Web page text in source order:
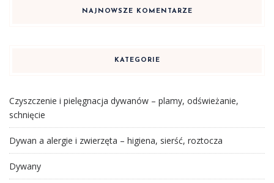
NAJNOWSZE KOMENTARZE
KATEGORIE
Czyszczenie i pielęgnacja dywanów – plamy, odświeżanie,
schnięcie
Dywan a alergie i zwierzęta – higiena, sierść, roztocza
Dywany